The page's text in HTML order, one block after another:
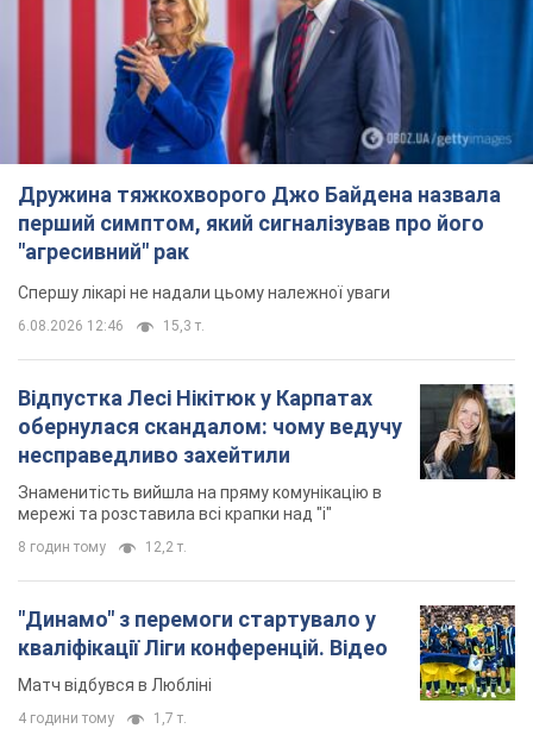
Підписатись Підписатись
Легкі маневрені і...
Важливе
Дружина тяжкохворого Джо Байдена назвала
перший симптом, який сигналізував про його
"агресивний" рак
Спершу лікарі не надали цьому належної уваги
Відпустка Лесі Нікітюк у Карпатах
обернулася скандалом: чому ведучу
несправедливо захейтили